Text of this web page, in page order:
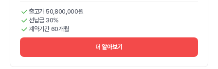
출고가 50,800,000원
선납금 30%
계약기간 60개월
더 알아보기